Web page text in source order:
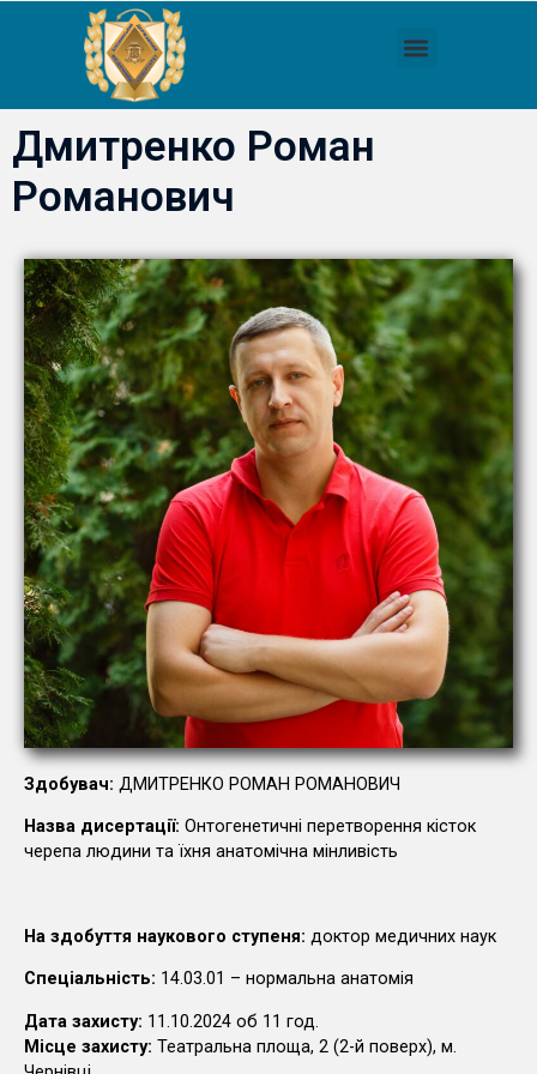
Дмитренко Роман
Романович
Здобувач: ДМИТРЕНКО РОМАН РОМАНОВИЧ
Назва дисертації: Онтогенетичні перетворення кісток
черепа людини та їхня анатомічна мінливість
На здобуття наукового ступеня: доктор медичних наук
Cпеціальність: 14.03.01 – нормальна анатомія
Дата захисту: 11.10.2024 об 11 год.
Місце захисту: Театральна площа, 2 (2-й поверх), м.